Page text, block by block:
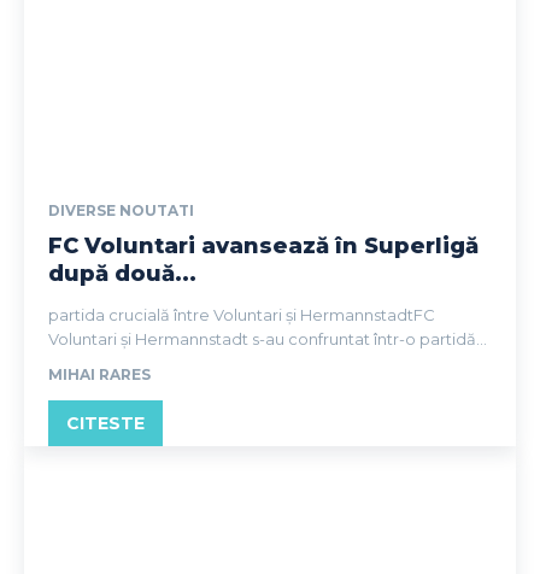
DIVERSE NOUTATI
FC Voluntari avansează în Superligă
după două...
partida crucială între Voluntari și HermannstadtFC
Voluntari și Hermannstadt s-au confruntat într-o partidă...
MIHAI RARES
CITESTE